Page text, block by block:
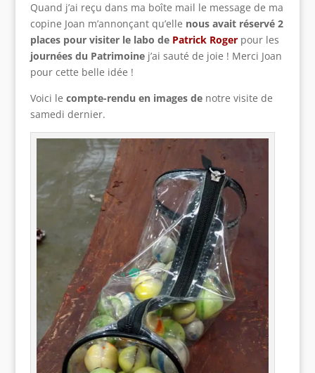
Quand j’ai reçu dans ma boîte mail le message de ma
copine Joan m’annonçant qu’elle nous avait réservé 2
places pour visiter le labo dePatrick Roger pour les
journées du Patrimoine j’ai sauté de joie ! Merci Joan
pour cette belle idée !
Voici le compte-rendu en images de notre visite de
samedi dernier.